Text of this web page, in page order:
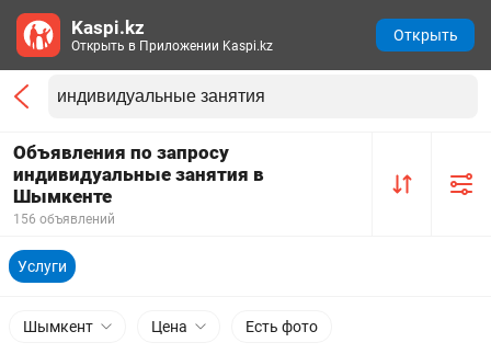
Объявления по запросу
индивидуальные занятия в
Шымкенте
156 объявлений
Услуги
Шымкент Цена Есть фото
Kaspi.kz
Открыть в Приложении Kaspi.kz
Открыть